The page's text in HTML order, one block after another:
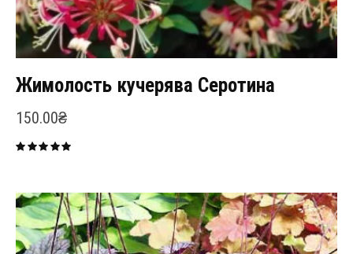
Жимолость кучерява Серотина
150.00₴